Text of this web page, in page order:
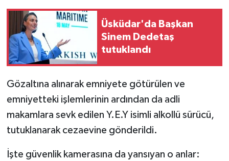
Üsküdar'da Başkan
Sinem Dedetaş
tutuklandı
Gözaltına alınarak emniyete götürülen ve
emniyetteki işlemlerinin ardından da adli
makamlara sevk edilen Y.E.Y isimli alkollü sürücü,
tutuklanarak cezaevine gönderildi.
İşte güvenlik kamerasına da yansıyan o anlar: